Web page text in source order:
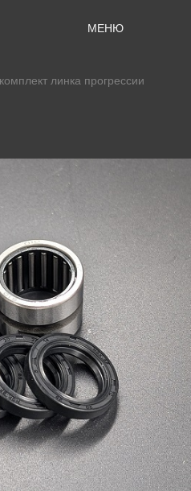
МЕНЮ
линка прогрессии